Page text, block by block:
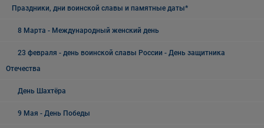
Праздники, дни воинской славы и памятные даты*
8 Марта - Международный женский день
23 февраля - день воинской славы России - День защитника
Отечества
День Шахтёра
9 Мая - День Победы